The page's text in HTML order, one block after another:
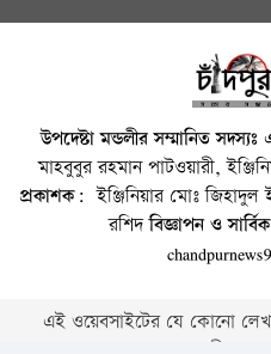
উপদেষ্টা মন্ডলীর সম্মানিত সদস্যঃ
মাহবুবুর রহমান পাটওয়ারী,
প্রকাশক: ইঞ্জিনিয়ার মোঃ
রশিদবিজ্ঞাপন ও
এই ওয়েবসাইটের যে কোনো লেখা